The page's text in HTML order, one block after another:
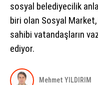
ASAYIŞ
SPOR
YAŞAM
EĞITIM
sosyal belediyecilik
biri olan Sosyal
sahibi vatandaşların
ediyor.
Mehmet YILDIRIM